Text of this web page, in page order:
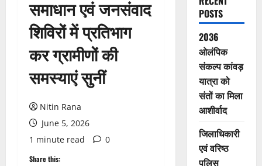
समाधान एवं जनसंवाद
शिविरों में प्रतिभाग
कर ग्रामीणों की
समस्याएं सुनीं
Nitin Rana
June 5, 2026
1 minute read
0
Share this:
POSTS
2036
ओलंपिक
संकल्प कांवड़
यात्रा को
संतों का मिला
आशीर्वाद
जिलाधिकारी
एवं वरिष्ठ
पुलिस